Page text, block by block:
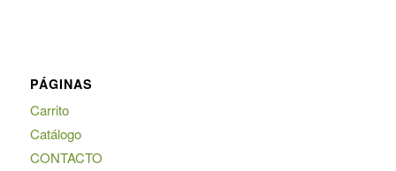
PÁGINAS
Carrito
Catálogo
CONTACTO